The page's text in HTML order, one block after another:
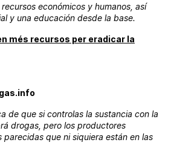
económicos y humanos, así
y una educación desde la base.
més recursos per eradicar la
de que si controlas la sustancia con la
drogas, pero los productores
parecidas que ni siquiera están en las